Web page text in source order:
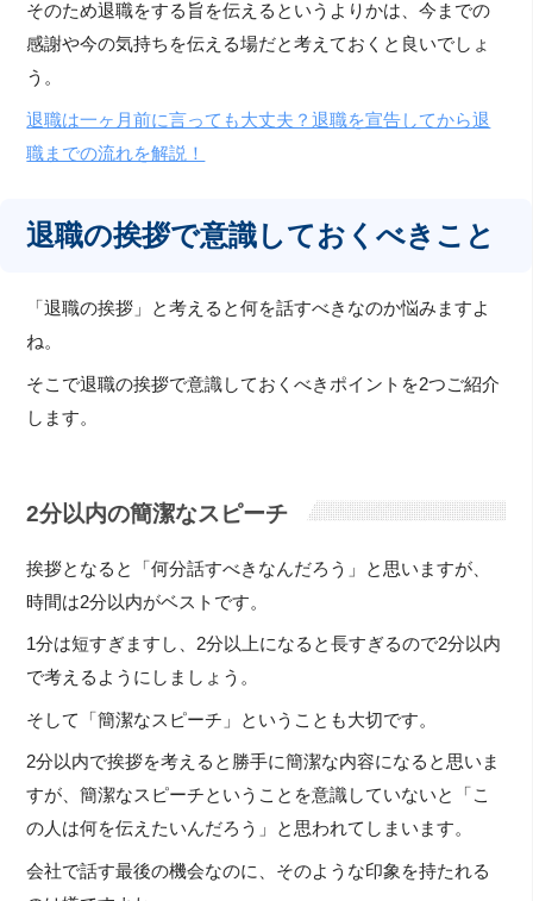
そのため退職をする旨を伝えるというよりかは、今までの
感謝や今の気持ちを伝える場だと考えておくと良いでしょ
う。
退職は一ヶ月前に言っても大丈夫？退職を宣告してから退
職までの流れを解説！
退職の挨拶で意識しておくべきこと
「退職の挨拶」と考えると何を話すべきなのか悩みますよ
ね。
そこで退職の挨拶で意識しておくべきポイントを2つご紹介
します。
2分以内の簡潔なスピーチ
挨拶となると「何分話すべきなんだろう」と思いますが、
時間は2分以内がベストです。
1分は短すぎますし、2分以上になると長すぎるので2分以内
で考えるようにしましょう。
そして「簡潔なスピーチ」ということも大切です。
2分以内で挨拶を考えると勝手に簡潔な内容になると思いま
すが、簡潔なスピーチということを意識していないと「こ
の人は何を伝えたいんだろう」と思われてしまいます。
会社で話す最後の機会なのに、そのような印象を持たれる